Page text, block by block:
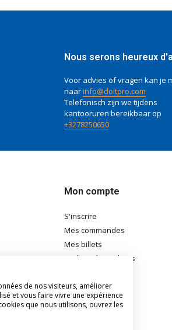
Nous serons heureux
Voor advies of vragen kan je
naarinfo@doitpro.com
Telefonisch zijn we tijdens
kantooruren bereikbaar op
+3278250650
Mon compte
S'inscrire
Mes commandes
Mes billets
Ma liste de souhaits
de nos visiteurs, améliorer
et vous faire vivre une expérience
que nous utilisons, ouvrez les